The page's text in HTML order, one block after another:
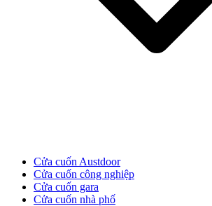
Đối Tác
Cửa cuốn Austdoor
Cửa cuốn công nghiệp
Cửa cuốn gara
Cửa cuốn nhà phố